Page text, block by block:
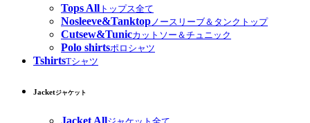
Tops All トップス全て
Nosleeve&Tanktopノースリーブ＆タンクトップ
Cutsew&Tunicカットソー＆チュニック
Polo shirtsポロシャツ
TshirtsTシャツ
Jacketジャケット